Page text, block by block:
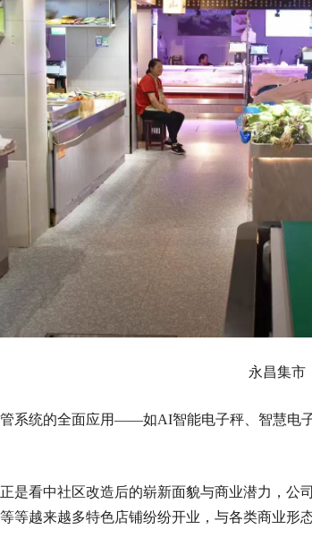
永昌集市
系统的全面应用——如AI智能电子秤、智慧电
是看中社区改造后的崭新面貌与商业潜力，
等越来越多特色店铺纷纷开业，与各类商业形